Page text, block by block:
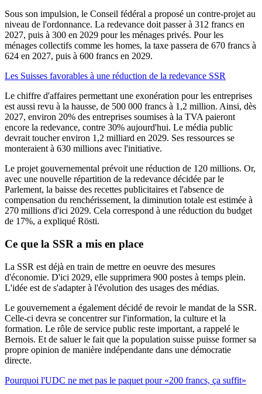
Sous son impulsion, le Conseil fédéral a proposé un contre-projet au
niveau de l'ordonnance. La redevance doit passer à 312 francs en
2027, puis à 300 en 2029 pour les ménages privés. Pour les
ménages collectifs comme les homes, la taxe passera de 670 francs à
624 en 2027, puis à 600 francs en 2029.
Les Suisses favorables à une réduction de la redevance SSR
Le chiffre d'affaires permettant une exonération pour les entreprises
est aussi revu à la hausse, de 500 000 francs à 1,2 million. Ainsi, dès
2027, environ 20% des entreprises soumises à la TVA paieront
encore la redevance, contre 30% aujourd'hui. Le média public
devrait toucher environ 1,2 milliard en 2029. Ses ressources se
monteraient à 630 millions avec l'initiative.
Le projet gouvernemental prévoit une réduction de 120 millions. Or,
avec une nouvelle répartition de la redevance décidée par le
Parlement, la baisse des recettes publicitaires et l'absence de
compensation du renchérissement, la diminution totale est estimée à
270 millions d'ici 2029. Cela correspond à une réduction du budget
de 17%, a expliqué Rösti.
Ce que la SSR a mis en place
La SSR est déjà en train de mettre en oeuvre des mesures
d'économie. D'ici 2029, elle supprimera 900 postes à temps plein.
L'idée est de s'adapter à l'évolution des usages des médias.
Le gouvernement a également décidé de revoir le mandat de la SSR.
Celle-ci devra se concentrer sur l'information, la culture et la
formation. Le rôle de service public reste important, a rappelé le
Bernois. Et de saluer le fait que la population suisse puisse former sa
propre opinion de manière indépendante dans une démocratie
directe.
Pourquoi l'UDC ne met pas le paquet pour «200 francs, ça suffit»